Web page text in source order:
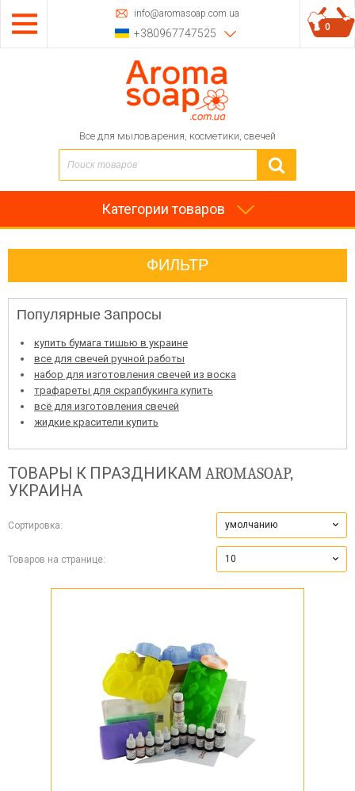
info@aromasoap.com.ua
+380967747525
Все для мыловарения, косметики, свечей
0
Категории товаров
ФИЛЬТР
Популярные Запросы
купить бумага тишью в украине
все для свечей ручной работы
набор для изготовления свечей из воска
трафареты для скрапбукинга купить
всё для изготовления свечей
жидкие красители купить
ТОВАРЫ К ПРАЗДНИКАМ AROMASOAP,
УКРАИНА
Сортировка: умолчанию
Товаров на странице: 10